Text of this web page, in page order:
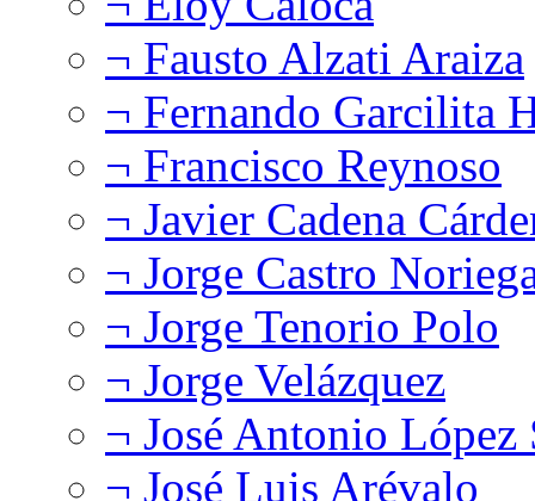
¬ Fausto Alzati Araiza
¬ Fernando Garcilita
¬ Francisco Reynoso
¬ Javier Cadena
¬ Jorge Castro
¬ Jorge Tenorio Polo
¬ Jorge Velázquez
¬ José Antonio López
¬ José Luis Arévalo